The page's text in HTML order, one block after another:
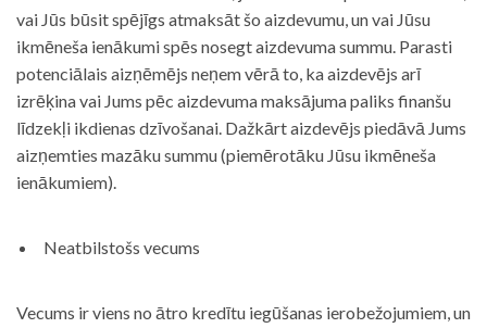
vai Jūs būsit spējīgs atmaksāt šo aizdevumu, un vai Jūsu
ikmēneša ienākumi spēs nosegt aizdevuma summu. Parasti
potenciālais aizņēmējs neņem vērā to, ka aizdevējs arī
izrēķina vai Jums pēc aizdevuma maksājuma paliks finanšu
līdzekļi ikdienas dzīvošanai. Dažkārt aizdevējs piedāvā Jums
aizņemties mazāku summu (piemērotāku Jūsu ikmēneša
ienākumiem).
Neatbilstošs vecums
Vecums ir viens no ātro kredītu iegūšanas ierobežojumiem, un